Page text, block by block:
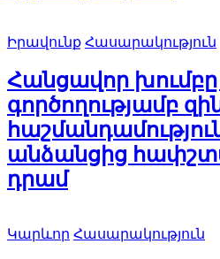
Իրավունք Հասարակություն
Հանցավոր
գործողությամբ
անձանցից
դրամ
Կարևոր Հասարակություն